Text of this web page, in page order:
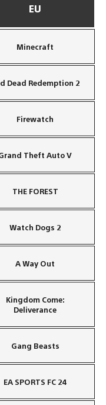
EU
Minecraft
Dead Redemption 2
Firewatch
Theft Auto V
THE FOREST
Watch Dogs 2
A Way Out
Kingdom Come:
Deliverance
Gang Beasts
EA SPORTS FC 24